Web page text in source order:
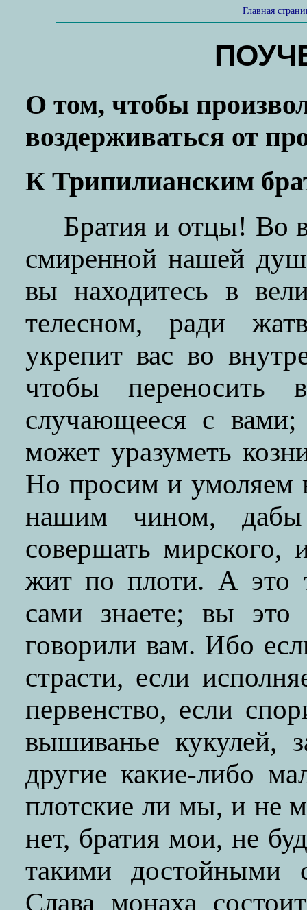
Главная
О том, чтобы
воздерживаться от
К Трипилианским
Братия и отцы! Во
смиренной нашей
вы находитесь в
телесном, ради
укрепит вас во
чтобы переносить
случающееся с
может уразуметь
Но просим и умоляем
нашим чином,
совершать мирского,
жит по плоти. А это
сами знаете; вы
говорили вам. Ибо
страсти, если
первенство, если
вышиванье кукулей,
другие какие-либо
плотские ли мы, и не
нет, братия мои, не
такими достойными
Слава монаха